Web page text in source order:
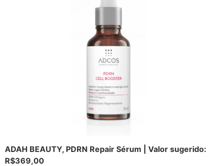
ADAH BEAUTY, PDRN Repair Sérum | Valor sugerido:
R$369,00